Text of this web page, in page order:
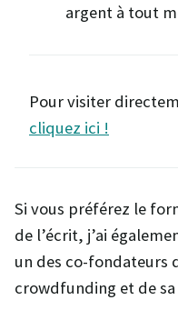
argent à tout
Pour visiter
cliquez ici !
Si vous préférez le
de l’écrit, j’ai
un des co-fondateurs
crowdfunding et de